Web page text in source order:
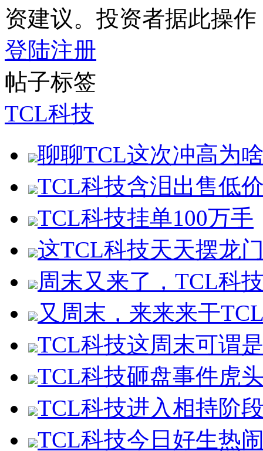
资建议。投资者据此操
登陆注册
帖子标签
TCL科技
聊聊TCL这次冲高为
TCL科技含泪出售低
TCL科技挂单100万手
这TCL科技天天摆龙
周末又来了，TCL科
又周末，来来来干
TCL科技这周末可谓
TCL科技砸盘事件虎
TCL科技进入相持阶
TCL科技今日好生热